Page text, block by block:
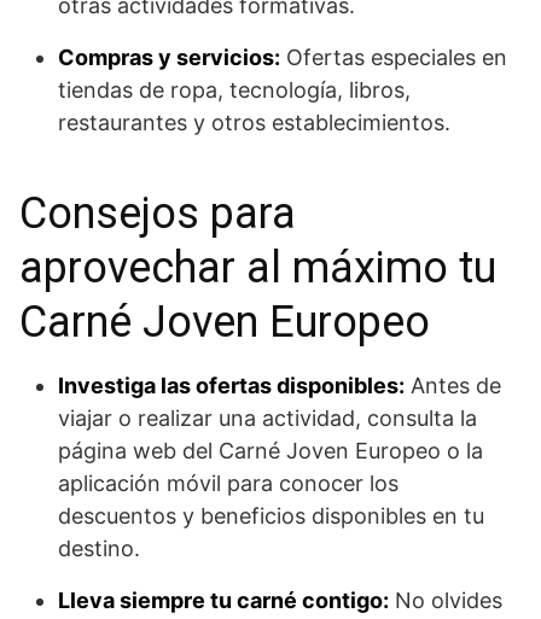
otras actividades formativas.
Compras y servicios: Ofertas especiales en
tiendas de ropa, tecnología, libros,
restaurantes y otros establecimientos.
Consejos para
aprovechar al máximo tu
Carné Joven Europeo
Investiga las ofertas disponibles: Antes de
viajar o realizar una actividad, consulta la
página web del Carné Joven Europeo o la
aplicación móvil para conocer los
descuentos y beneficios disponibles en tu
destino.
Lleva siempre tu carné contigo: No olvides